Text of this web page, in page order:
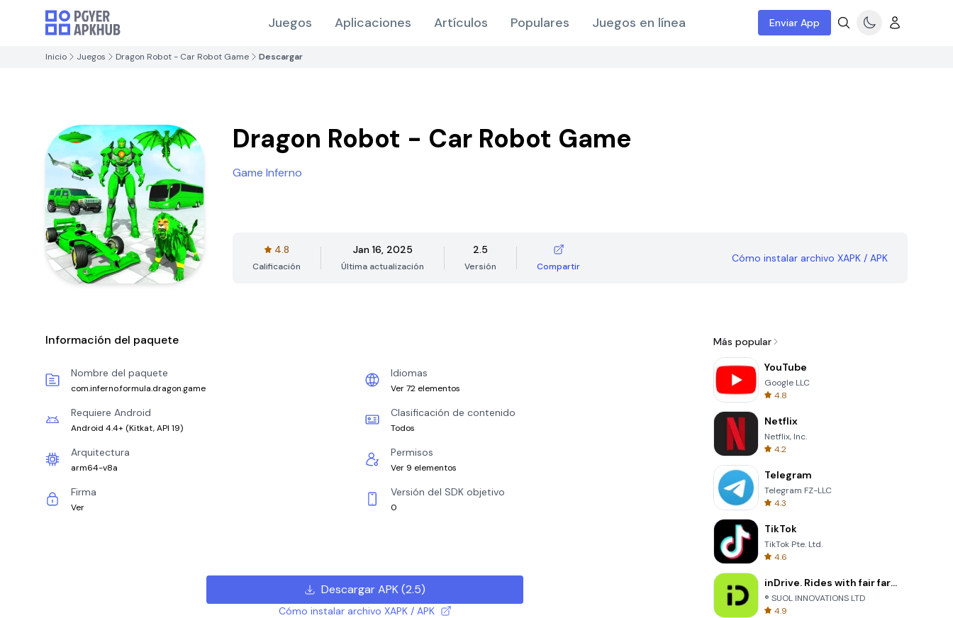
Juegos Aplicaciones Artículos Populares Juegos en línea Enviar App
Inicio Juegos Dragon Robot - Car Robot Game Descargar
Dragon Robot - Car Robot Game
Game Inferno
4.8
Calificación
Jan 16, 2025
Última actualización
2.5
Versión Compartir
Cómo instalar archivo XAPK / APK
Información del paquete
Nombre del paquete
com.inferno.formula.dragon.game
Idiomas
Ver 72 elementos
Requiere Android
Android 4.4+ (Kitkat, API 19)
Clasificación de contenido
Todos
Arquitectura
arm64-v8a
Permisos
Ver 9 elementos
Firma
Ver
Versión del SDK objetivo
0
Descargar APK(2.5)
Cómo instalar archivo XAPK / APK
Más popular
YouTube
Google LLC
4.8
Netflix
Netflix, Inc.
4.2
Telegram
Telegram FZ-LLC
4.3
TikTok
TikTok Pte. Ltd.
4.6
inDrive. Rides with fair fares
® SUOL INNOVATIONS LTD
4.9